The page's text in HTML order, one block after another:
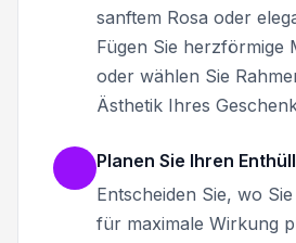
sanftem Rosa oder
Fügen Sie herzförmige
oder wählen Sie
Ästhetik Ihres
Planen Sie Ihren
Entscheiden Sie, wo
für maximale Wirkung